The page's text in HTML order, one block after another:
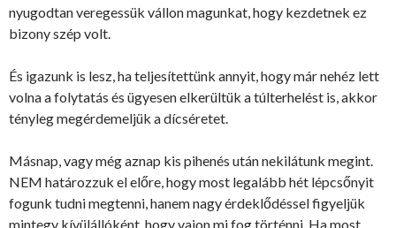
nyugodtan veregessük vállon magunkat, hogy kezdetnek ez
bizony szép volt.
És igazunk is lesz, ha teljesítettünk annyit, hogy már nehéz lett
volna a folytatás és ügyesen elkerültük a túlterhelést is, akkor
tényleg megérdemeljük a dícséretet.
Másnap, vagy még aznap kis pihenés után nekilátunk megint.
NEM határozzuk el előre, hogy most legalább hét lépcsőnyit
fogunk tudni megtenni, hanem nagy érdeklődéssel figyeljük
mintegy kívülállóként, hogy vajon mi fog történni. Ha most